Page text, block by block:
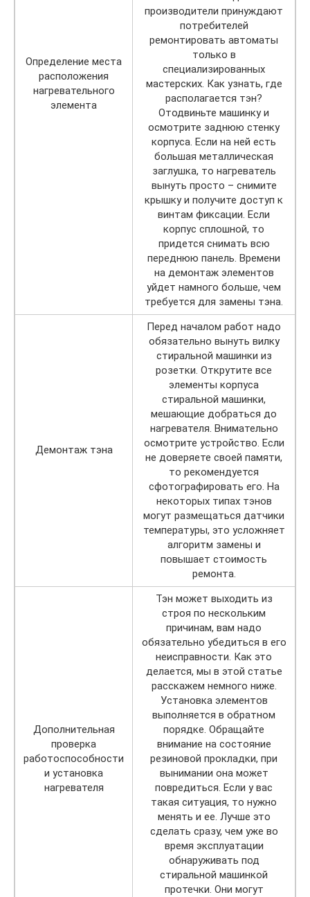
Определение места
расположения
нагревательного
элемента
производители принуждают
потребителей
ремонтировать автоматы
только в
специализированных
мастерских. Как узнать, где
располагается тэн?
Отодвиньте машинку и
осмотрите заднюю стенку
корпуса. Если на ней есть
большая металлическая
заглушка, то нагреватель
вынуть просто – снимите
крышку и получите доступ к
винтам фиксации. Если
корпус сплошной, то
придется снимать всю
переднюю панель. Времени
на демонтаж элементов
уйдет намного больше, чем
требуется для замены тэна.
Демонтаж тэна
Перед началом работ надо
обязательно вынуть вилку
стиральной машинки из
розетки. Открутите все
элементы корпуса
стиральной машинки,
мешающие добраться до
нагревателя. Внимательно
осмотрите устройство. Если
не доверяете своей памяти,
то рекомендуется
сфотографировать его. На
некоторых типах тэнов
могут размещаться датчики
температуры, это усложняет
алгоритм замены и
повышает стоимость
ремонта.
Дополнительная
проверка
работоспособности
и установка
нагревателя
Тэн может выходить из
строя по нескольким
причинам, вам надо
обязательно убедиться в его
неисправности. Как это
делается, мы в этой статье
расскажем немного ниже.
Установка элементов
выполняется в обратном
порядке. Обращайте
внимание на состояние
резиновой прокладки, при
вынимании она может
повредиться. Если у вас
такая ситуация, то нужно
менять и ее. Лучше это
сделать сразу, чем уже во
время эксплуатации
обнаруживать под
стиральной машинкой
протечки. Они могут